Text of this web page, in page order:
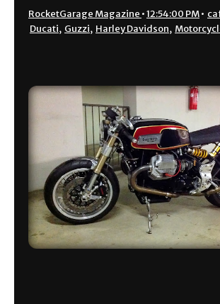
RocketGarage Magazine •12:54:00 PM•
Ducati, Guzzi, Harley Davidson,